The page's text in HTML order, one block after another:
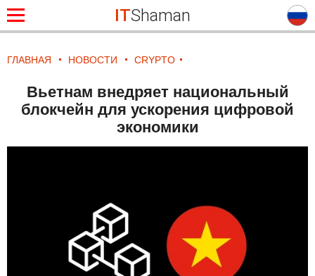
ITShaman
ГЛАВНАЯ НОВОСТИ CRYPTO
Вьетнам внедряет национальный
блокчейн для ускорения цифровой
экономики